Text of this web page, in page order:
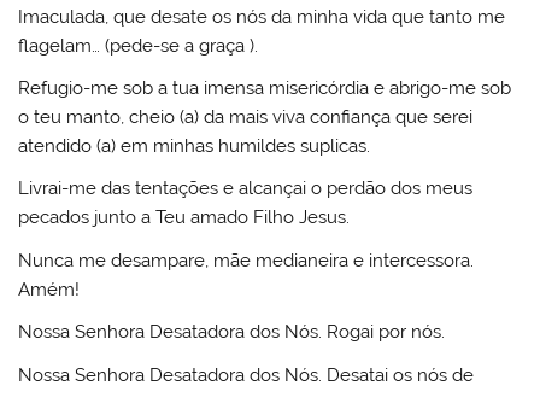
Imaculada, que desate os nós da minha vida que tanto me
flagelam… (pede-se a graça ).
Refugio-me sob a tua imensa misericórdia e abrigo-me sob
o teu manto, cheio (a) da mais viva confiança que serei
atendido (a) em minhas humildes suplicas.
Livrai-me das tentações e alcançai o perdão dos meus
pecados junto a Teu amado Filho Jesus.
Nunca me desampare, mãe medianeira e intercessora.
Amém!
Nossa Senhora Desatadora dos Nós. Rogai por nós.
Nossa Senhora Desatadora dos Nós. Desatai os nós de